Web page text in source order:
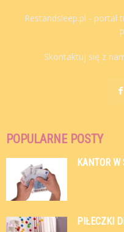
Restandsleep.pl - portal
Skontaktuj się z
POPULARNE POSTY
KANTOR W
PIŁECZKI